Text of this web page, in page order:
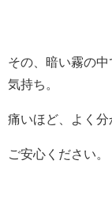
その、暗い霧の
気持ち。
痛いほど、よく分
ご安心ください。